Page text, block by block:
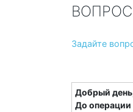
Задайте
Добрый
До операции